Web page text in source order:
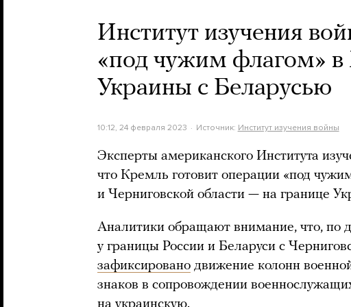
Институт изучения
«под чужим флагом» в
Украины с Беларусью
10:12, 24 февраля 2023 Источник: Институт изучения войны
Эксперты американского Института
что Кремль готовит операции «под
и Черниговской области — на границе
Аналитики обращают внимание, что, по
у границы России и Беларуси с
зафиксировано движение колонн
знаков в сопровождении
на украинскую.